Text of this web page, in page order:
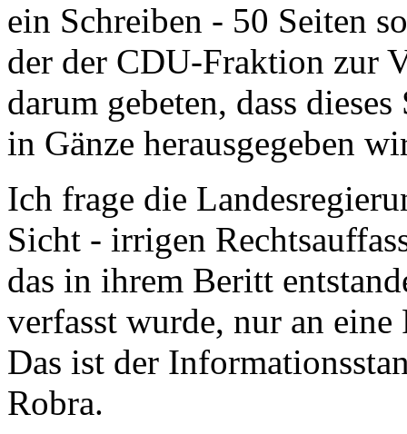
ein Schreiben - 50 Seiten
der der CDU-Fraktion zur
darum gebeten, dass
in Gänze herausgegeben
Ich frage die
Sicht - irrigen
das in ihrem Beritt
verfasst wurde, nur an
Das ist der
Robra.